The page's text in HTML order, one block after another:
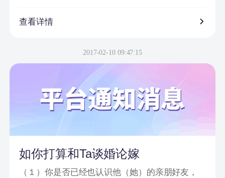
诈骗特点：
信息或节目邀请嘉宾、网站会员为信件内容；
2、骗子以＂消息提示员XX＂、＂送礼员XX＂等
3、把中奖诈骗信息发到会员手机上，要求会员登
录一个钓鱼网站进行汇款；
4、虚假信息为避免系统筛查及一般由大量符号或
查看详情
2017-02-10 09:47:15
如你打算和Ta谈婚论嫁
（１）你是否已经也认识他（她）的亲朋好友，